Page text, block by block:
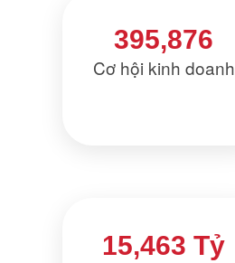
395,876
Cơ hội kinh doanh
15,463 Tỷ